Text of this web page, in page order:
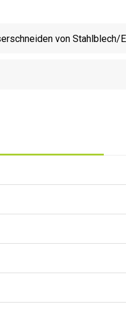
von Stahlblech/